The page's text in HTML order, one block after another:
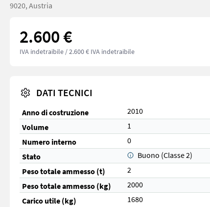
9020, Austria
2.600 €
IVA indetraibile / 2.600 € IVA indetraibile
DATI TECNICI
Anno di costruzione
2010
Volume
1
Numero interno
0
Stato
Buono (Classe 2)
Peso totale ammesso (t)
2
Peso totale ammesso (kg)
2000
Carico utile (kg)
1680